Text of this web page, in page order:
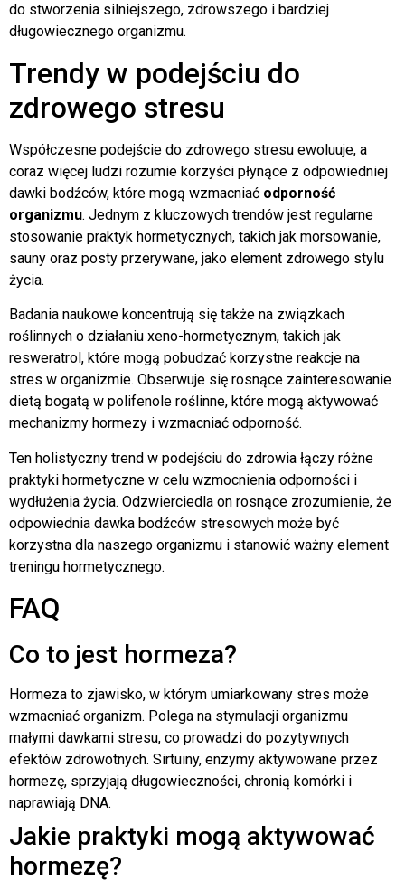
do stworzenia silniejszego, zdrowszego i bardziej
długowiecznego organizmu.
Trendy w podejściu do
zdrowego stresu
Współczesne podejście do zdrowego stresu ewoluuje, a
coraz więcej ludzi rozumie korzyści płynące z odpowiedniej
dawki bodźców, które mogą wzmacniać odporność
organizmu. Jednym z kluczowych trendów jest regularne
stosowanie praktyk hormetycznych, takich jak morsowanie,
sauny oraz posty przerywane, jako element zdrowego stylu
życia.
Badania naukowe koncentrują się także na związkach
roślinnych o działaniu xeno-hormetycznym, takich jak
resweratrol, które mogą pobudzać korzystne reakcje na
stres w organizmie. Obserwuje się rosnące zainteresowanie
dietą bogatą w polifenole roślinne, które mogą aktywować
mechanizmy hormezy i wzmacniać odporność.
Ten holistyczny trend w podejściu do zdrowia łączy różne
praktyki hormetyczne w celu wzmocnienia odporności i
wydłużenia życia. Odzwierciedla on rosnące zrozumienie, że
odpowiednia dawka bodźców stresowych może być
korzystna dla naszego organizmu i stanowić ważny element
treningu hormetycznego.
FAQ
Co to jest hormeza?
Hormeza to zjawisko, w którym umiarkowany stres może
wzmacniać organizm. Polega na stymulacji organizmu
małymi dawkami stresu, co prowadzi do pozytywnych
efektów zdrowotnych. Sirtuiny, enzymy aktywowane przez
hormezę, sprzyjają długowieczności, chronią komórki i
naprawiają DNA.
Jakie praktyki mogą aktywować
hormezę?